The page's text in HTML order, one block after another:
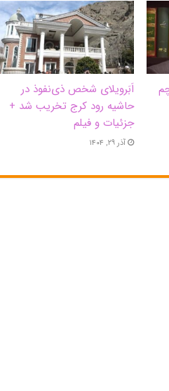
اَبَر‌ویلای شخص ذی‌نفوذ در
حاشیه‌ رود کرج تخریب شد +
جزئیات و فیلم
آذر ۲۹, ۱۴۰۴